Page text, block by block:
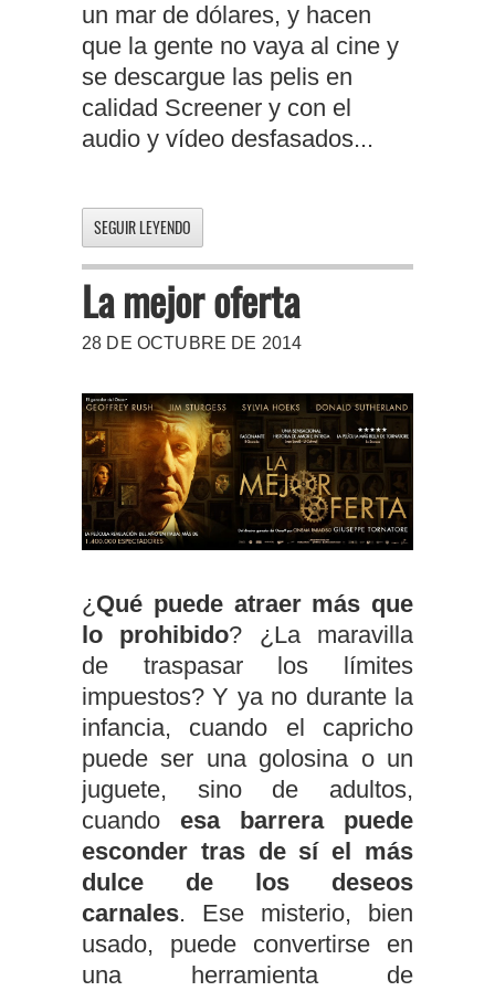
un mar de dólares, y hacen
que la gente no vaya al cine y
se descargue las pelis en
calidad Screener y con el
audio y vídeo desfasados...
SEGUIR LEYENDO
La mejor oferta
28 DE OCTUBRE DE 2014
¿Qué puede atraer más que
lo prohibido? ¿La maravilla
de traspasar los límites
impuestos? Y ya no durante la
infancia, cuando el capricho
puede ser una golosina o un
juguete, sino de adultos,
cuando esa barrera puede
esconder tras de sí el más
dulce de los deseos
carnales. Ese misterio, bien
usado, puede convertirse en
una herramienta de